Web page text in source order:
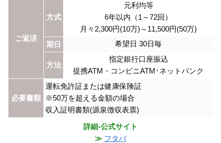
ご返済
方式
元利均等
6年以内（1～72回）
月々2,300円(10万)～11,500円(50万)
期日
希望日 30日毎
方法
指定銀行口座振込
提携ATM・コンビニATM･ネットバンク
必要書類
運転免許証または健康保険証
※50万を超える金額の場合
収入証明書類(源泉徴収表票)
詳細-公式サイト
≫ フタバ